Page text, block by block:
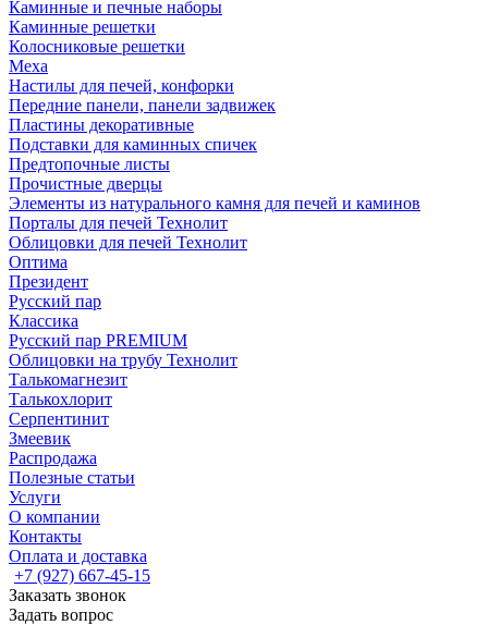
Каминные и печные наборы
Каминные решетки
Колосниковые решетки
Меха
Настилы для печей, конфорки
Передние панели, панели задвижек
Пластины декоративные
Подставки для каминных спичек
Предтопочные листы
Прочистные дверцы
Элементы из натурального камня для печей и каминов
Порталы для печей Технолит
Облицовки для печей Технолит
Оптима
Президент
Русский пар
Классика
Русский пар PREMIUM
Облицовки на трубу Технолит
Талькомагнезит
Талькохлорит
Серпентинит
Змеевик
Распродажа
Полезные статьи
Услуги
О компании
Контакты
Оплата и доставка
+7 (927) 667-45-15
Заказать звонок
Задать вопрос